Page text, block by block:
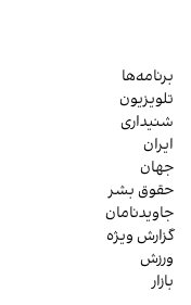
برنامه‌ها
تلویزیون
شنیداری
ایران
جهان
حقوق بشر
جاویدنامان
گزارش ویژه
ورزش
بازار